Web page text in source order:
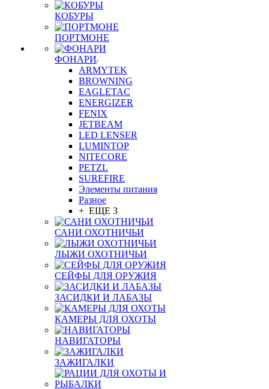
КОБУРЫ
ПОРТМОНЕ
ФОНАРИ
ARMYTEK
BROWNING
EAGLETAC
ENERGIZER
FENIX
JETBEAM
LED LENSER
LUMINTOP
NITECORE
PETZL
SUREFIRE
Элементы питания
Разное
+ ЕЩЕ 3
САНИ ОХОТНИЧЬИ
ЛЫЖИ ОХОТНИЧЬИ
СЕЙФЫ ДЛЯ ОРУЖИЯ
ЗАСИДКИ И ЛАБАЗЫ
КАМЕРЫ ДЛЯ ОХОТЫ
НАВИГАТОРЫ
ЗАЖИГАЛКИ